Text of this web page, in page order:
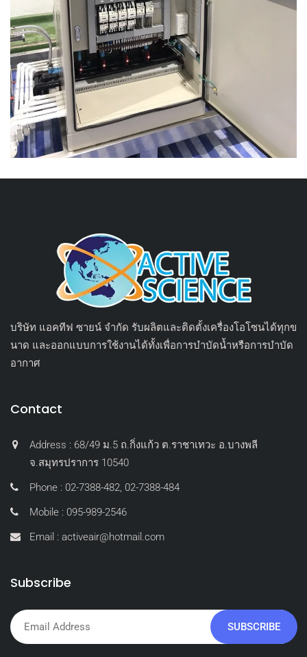
บริษัท แอคทีฟ ซายน์ จำกัด รับผลิตและติดตั้งเครื่องโอโซนได้ทุกข
นาด และออกแบบการใช้งานได้ทั้งเพื่อการบำบัดน้ำหรือการบำบัด
อากาศ
Contact
Address : 68/49 ม.5 ถ.กิ่งแก้ว ต.ราชาเทวะ อ.บางพลี
จ.สมุทรปราการ 10540
Phone : 02-7388-482, 02-7388-484
Mobile : 095-989-2546
Email : activeair@hotmail.com
Subscribe
SUBSCRIBE